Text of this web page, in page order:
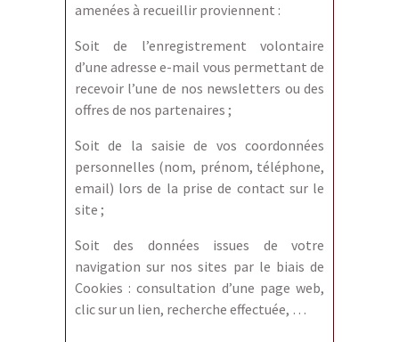
amenées à recueillir proviennent :
Soit de l’enregistrement volontaire
d’une adresse e-mail vous permettant de
recevoir l’une de nos newsletters ou des
offres de nos partenaires ;
Soit de la saisie de vos coordonnées
personnelles (nom, prénom, téléphone,
email) lors de la prise de contact sur le
site ;
Soit des données issues de votre
navigation sur nos sites par le biais de
Cookies : consultation d’une page web,
clic sur un lien, recherche effectuée, …